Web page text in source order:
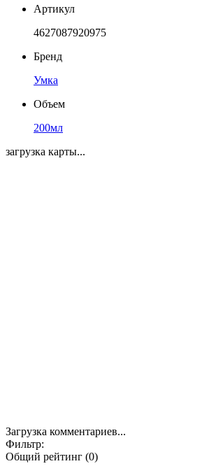
Артикул
4627087920975
Бренд
Умка
Объем
200мл
загрузка карты...
Загрузка комментариев...
Фильтр:
Общий рейтинг (0)